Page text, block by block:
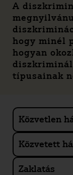
A
hogy minél
hogyan
típusainak
Közvetlen
Közvetett
Zaklatás